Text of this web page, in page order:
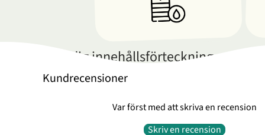
Fullständig innehållsförteckning
Kundrecensioner
Var först med att skriva en recension
Skriv en recension